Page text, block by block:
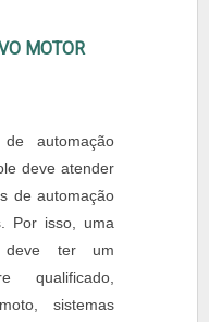
MOTOR
automação
deve atender
de automação
Por isso, uma
deve ter um
qualificado,
sistemas